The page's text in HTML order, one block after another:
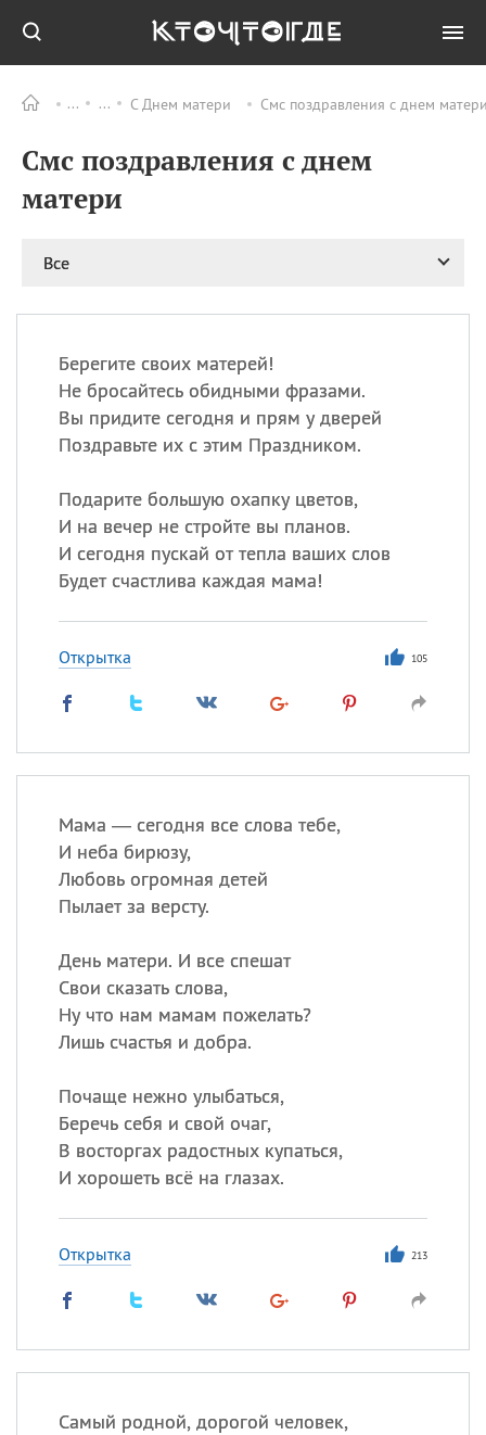
С Днем матери Смс поздравления с днем
Смс поздравления с днем
матери
Все
Берегите своих матерей!
Не бросайтесь обидными фразами.
Вы придите сегодня и прям у дверей
Поздравьте их с этим Праздником.
Подарите большую охапку цветов,
И на вечер не стройте вы планов.
И сегодня пускай от тепла ваших слов
Будет счастлива каждая мама!
Открытка 105
Мама — сегодня все слова тебе,
И неба бирюзу,
Любовь огромная детей
Пылает за версту.
День матери. И все спешат
Свои сказать слова,
Ну что нам мамам пожелать?
Лишь счастья и добра.
Почаще нежно улыбаться,
Беречь себя и свой очаг,
В восторгах радостных купаться,
И хорошеть всё на глазах.
Открытка 213
Самый родной, дорогой человек,
ПРАЗДНИКИ Все
09.08
День памяти
великомученика и
Николая Чудотворца
11.08 День полета на
11.08
покровительницы
телевидения
Сегодня празднуют именины
Герман,Иван
Посмотреть значение